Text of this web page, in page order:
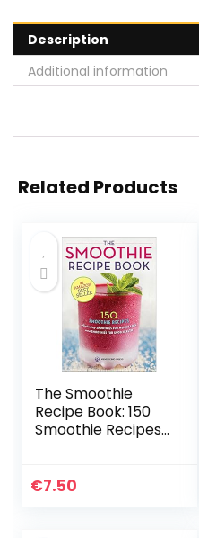
Description
Additional information
Related Products
The Smoothie
Recipe Book: 150
Smoothie Recipes
Weight Loss and
€7.50